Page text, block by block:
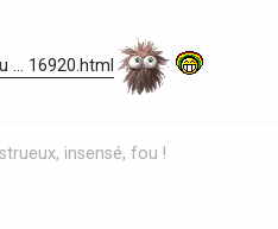
16920.html
insensé, fou !